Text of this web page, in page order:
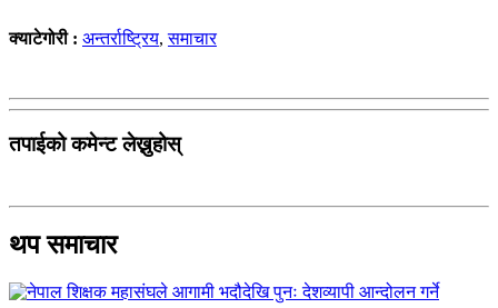
क्याटेगोरी : अन्तर्राष्ट्रिय,समाचार
तपाईको कमेन्ट लेख्नुहोस्
थप समाचार